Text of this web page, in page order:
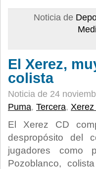
Noticia de
El Xerez,
colista
Noticia de 24
Puma, Tercera, Xerez
El Xerez CD
despropósito del
jugadores como
Pozoblanco,